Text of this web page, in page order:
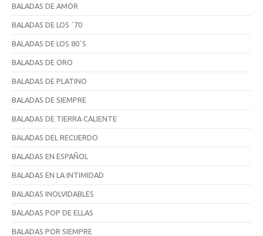
BALADAS DE AMOR
BALADAS DE LOS ´70
BALADAS DE LOS 80´S
BALADAS DE ORO
BALADAS DE PLATINO
BALADAS DE SIEMPRE
BALADAS DE TIERRA CALIENTE
BALADAS DEL RECUERDO
BALADAS EN ESPAÑOL
BALADAS EN LA INTIMIDAD
BALADAS INOLVIDABLES
BALADAS POP DE ELLAS
BALADAS POR SIEMPRE